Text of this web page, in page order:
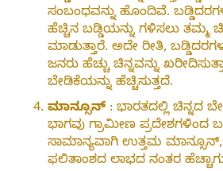
ಸಂಬಂಧವನ್ನು ಹೊಂದಿವೆ.
ಹೆಚ್ಚಿನ ಬಡ್ಡಿಯನ್ನು ಗಳಿಸಲು ತಮ್ಮ
ಮಾಡುತ್ತಾರೆ. ಅದೇ ರೀತಿ,
ಜನರು ಹೆಚ್ಚು ಚಿನ್ನವನ್ನು
ಬೇಡಿಕೆಯನ್ನು ಹೆಚ್ಚಿಸುತ್ತದೆ.
ಮಾನ್ಸೂನ್ : ಭಾರತದಲ್ಲಿ ಚಿನ್ನದ
ಭಾಗವು ಗ್ರಾಮೀಣ ಪ್ರದೇಶಗಳಿಂದ
ಸಾಮಾನ್ಯವಾಗಿ ಉತ್ತಮ ಮಾನ್ಸೂನ್,
ಫಲಿತಾಂಶದ ಲಾಭದ ನಂತರ